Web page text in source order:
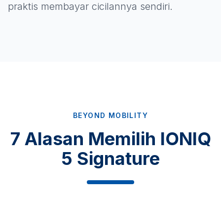
praktis membayar cicilannya sendiri.
BEYOND MOBILITY
7 Alasan Memilih IONIQ
5 Signature